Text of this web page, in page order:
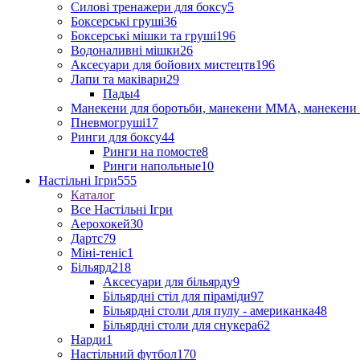
Силові тренажери для боксу5
Боксерські груші36
Боксерські мішки та груші196
Водоналивні мішки26
Аксесуари для бойових мистецтв196
Лапи та маківари29
Пады4
Манекени для боротьби, манекени ММА, манекени
Пневмогруші17
Ринги для боксу44
Ринги на помосте8
Ринги напольные10
Настільні Ігри555
Каталог
Все Настільні Ігри
Аерохокей30
Дартс79
Міні-теніс1
Більярд218
Аксесуари для більярду9
Більярдні стіл для піраміди97
Більярдні столи для пулу - американка48
Більярдні столи для снукера62
Нарди1
Настільний футбол170